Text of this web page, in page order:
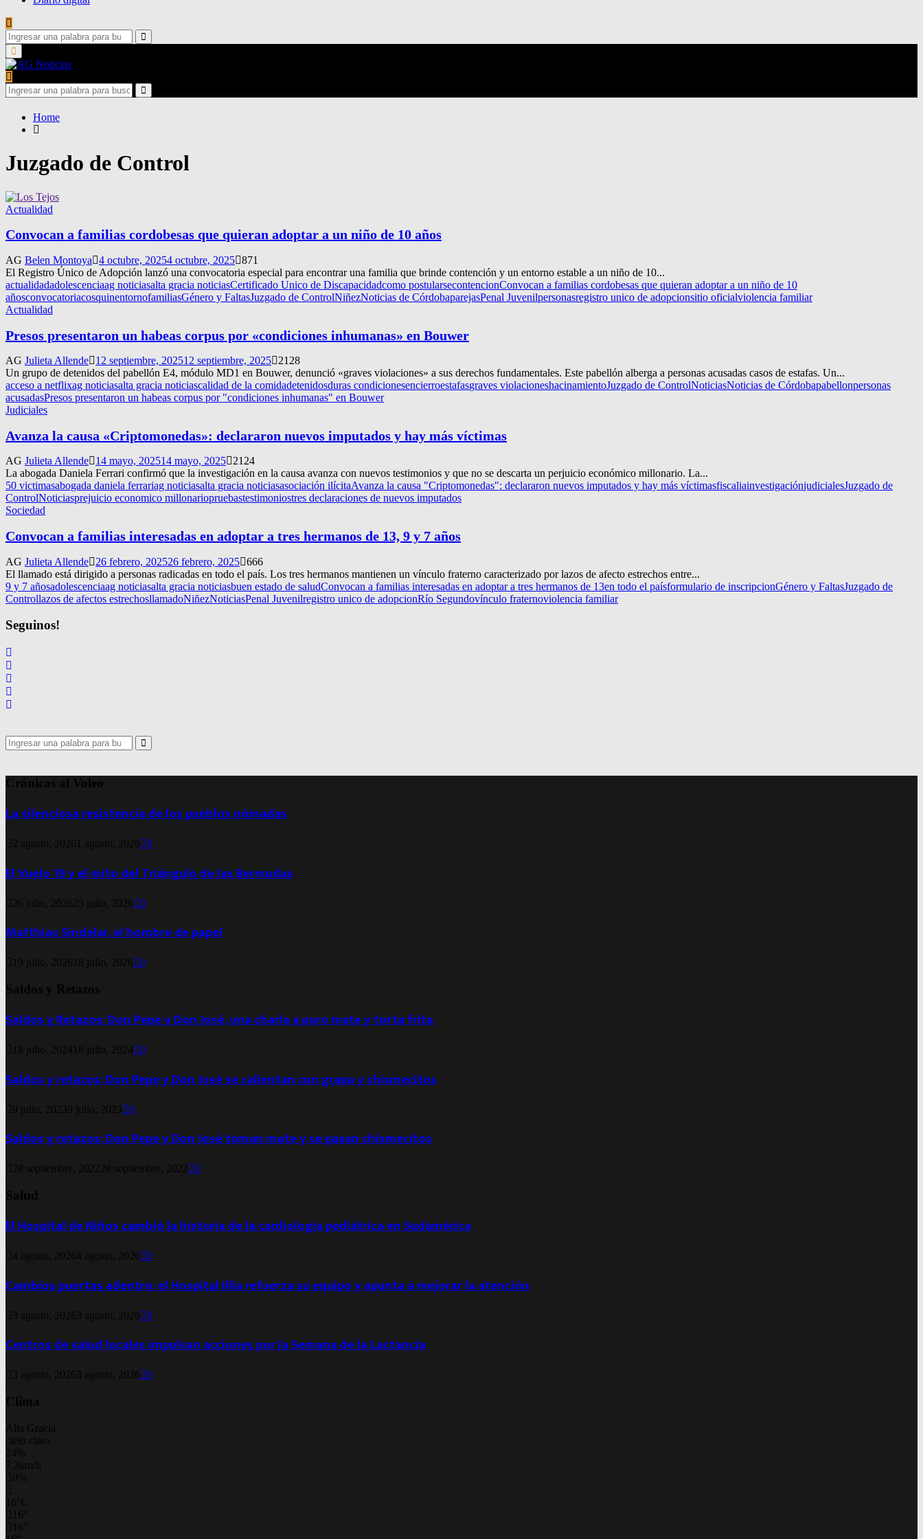
Search
for:
Search
Primary
Menu
Search
for:
Search
Home
Juzgado de Control
Actualidad
Convocan a familias cordobesas que quieran adoptar a un niño de 10 años
AG Belen Montoya 4 octubre, 20254 octubre, 2025 871
El Registro Único de Adopción lanzó una convocatoria especial para encontrar una familia que brinde contención y un entorno estable a un niño de 10...
actualidadadolescenciaag noticiasalta gracia noticiasCertificado Unico de Discapacidadcomo postularsecontencionConvocan a familias cordobesas que quieran adoptar a un niño de 10
añosconvocatoriacosquinentornofamiliasGénero y FaltasJuzgado de ControlNiñezNoticias de CórdobaparejasPenal Juvenilpersonasregistro unico de adopcionsitio oficialviolencia familiar
Actualidad
Presos presentaron un habeas corpus por «condiciones inhumanas» en Bouwer
AG Julieta Allende 12 septiembre, 202512 septiembre, 2025
2128
Un grupo de detenidos del pabellón E4, módulo MD1 en Bouwer, denunció «graves violaciones» a sus derechos fundamentales. Este pabellón alberga a personas acusadas casos de estafas. Un...
acceso a netflixag noticiasalta gracia noticiascalidad de la comidadetenidosduras condicionesencierroestafasgraves violacioneshacinamientoJuzgado de ControlNoticiasNoticias de Córdobapabellonpersonas
acusadasPresos presentaron un habeas corpus por "condiciones inhumanas" en Bouwer
Judiciales
Avanza la causa «Criptomonedas»: declararon nuevos imputados y hay más víctimas
AG Julieta Allende 14 mayo, 202514 mayo, 2025
2124
La abogada Daniela Ferrari confirmó que la investigación en la causa avanza con nuevos testimonios y que no se descarta un perjuicio económico millonario. La...
50 victimasabogada daniela ferrariag noticiasalta gracia noticiasasociación ilícitaAvanza la causa "Criptomonedas": declararon nuevos imputados y hay más víctimasfiscaliainvestigaciónjudicialesJuzgado de
ControlNoticiasprejuicio economico millonariopruebastestimoniostres declaraciones de nuevos imputados
Sociedad
Convocan a familias interesadas en adoptar a tres hermanos de 13, 9 y 7 años
AG Julieta Allende 26 febrero, 202526 febrero, 2025 666
El llamado está dirigido a personas radicadas en todo el país. Los tres hermanos mantienen un vínculo fraterno caracterizado por lazos de afecto estrechos entre...
9 y 7 añosadolescenciaag noticiasalta gracia noticiasbuen estado de saludConvocan a familias interesadas en adoptar a tres hermanos de 13en todo el paísformulario de inscripcionGénero y FaltasJuzgado de
Controllazos de afectos estrechosllamadoNiñezNoticiasPenal Juvenilregistro unico de adopcionRío Segundovínculo fraternoviolencia familiar
Seguinos!
Search
for:
Search
Crónicas al Voleo
La silenciosa resistencia de los pueblos nómadas
2 agosto, 2026 1 agosto, 2026 0
El Vuelo 19 y el mito del Triángulo de las Bermudas
26 julio, 2026 25 julio, 2026 0
Matthias Sindelar, el hombre de papel
19 julio, 2026 18 julio, 2026 0
Saldos y Retazos
Saldos y Retazos: Don Pepe y Don José, una charla a puro mate y torta frita
18 julio, 2024 18 julio, 2024 0
Saldos y retazos: Don Pepe y Don José se calientan con grapa y chismecitos
9 julio, 20239 julio, 2023 0
Saldos y retazos: Don Pepe y Don José toman mate y se pasan chismecitos
28 septiembre, 2022 28 septiembre, 2022 0
Salud
El Hospital de Niños cambió la historia de la cardiología pediátrica en Sudamérica
4 agosto, 20264 agosto, 2026 0
Cambios puertas adentro: el Hospital Illia refuerza su equipo y apunta a mejorar la atención
3 agosto, 2026 3 agosto, 2026 0
Centros de salud locales impulsan acciones por la Semana de la Lactancia
3 agosto, 2026 3 agosto, 2026 0
Clima
Alta Gracia
cielo claro
24%
7.3km/h
0%
16 C
16
16